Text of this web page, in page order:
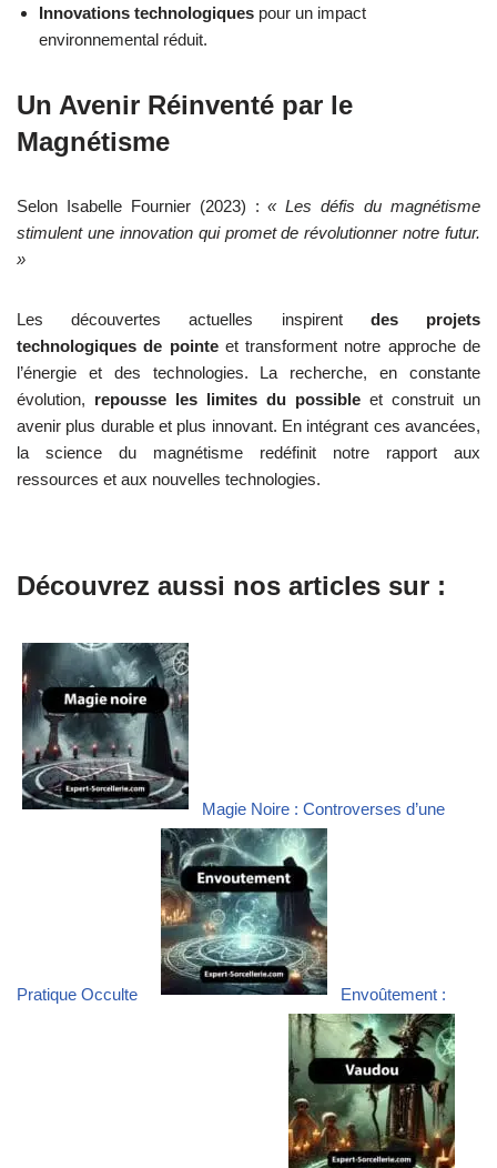
Innovations technologiques pour un impact
environnemental réduit.
Un Avenir Réinventé par le
Magnétisme
Selon Isabelle Fournier (2023) :« Les défis du magnétisme
stimulent une innovation qui promet de révolutionner notre futur.
»
Les découvertes actuelles inspirent des projets
technologiques de pointeet transforment notre approche de
l’énergie et des technologies. La recherche, en constante
évolution, repousse les limites du possible et construit un
avenir plus durable et plus innovant. En intégrant ces avancées,
la science du magnétisme redéfinit notre rapport aux
ressources et aux nouvelles technologies.
Découvrez aussi nos articles sur :
Magie Noire : Controverses d’une
Pratique Occulte Envoûtement :